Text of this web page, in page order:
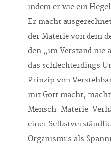
indem er wie ein
Er macht
der Materie von dem
den „im Verstand nie
das schlechterdings
Prinzip von
mit Gott macht,
Mensch-Materie-
einer
Organismus als